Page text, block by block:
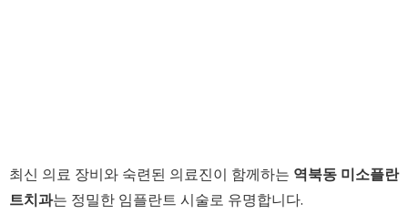
최신 의료 장비와 숙련된 의료진이 함께하는 역북동 미소플란
트치과는 정밀한 임플란트 시술로 유명합니다.